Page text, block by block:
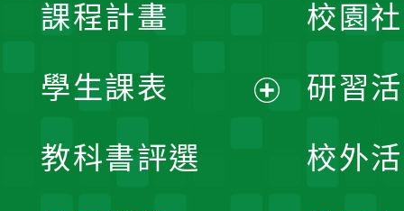
課程計畫
學生課表
教科書評選
校園
研習
校外